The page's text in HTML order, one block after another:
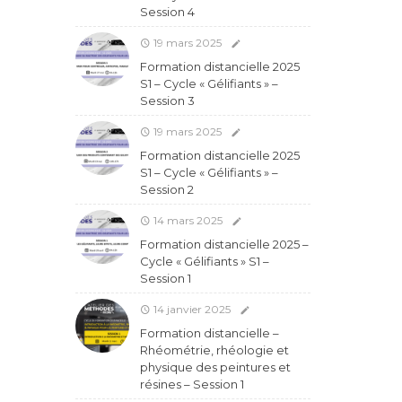
Session 4
19 mars 2025
Formation distancielle 2025
S1 – Cycle « Gélifiants » –
Session 3
19 mars 2025
Formation distancielle 2025
S1 – Cycle « Gélifiants » –
Session 2
14 mars 2025
Formation distancielle 2025 –
Cycle « Gélifiants » S1 –
Session 1
14 janvier 2025
Formation distancielle –
Rhéométrie, rhéologie et
physique des peintures et
résines – Session 1